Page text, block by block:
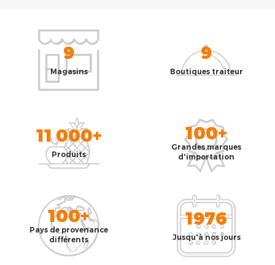
9
Magasins
9
Boutiques traiteur
11 000+
Produits
100+
Grandes marques
d'importation
100+
Pays de provenance
différents
1976
Jusqu'à nos jours